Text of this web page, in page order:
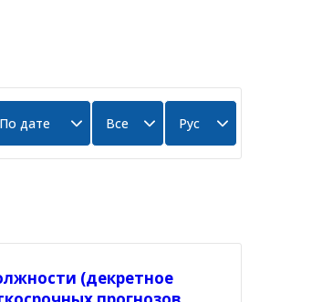
(декретное